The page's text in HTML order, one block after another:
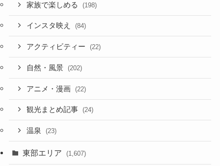
家族で楽しめる (198)
インスタ映え (84)
アクティビティー (22)
自然・風景 (202)
アニメ・漫画 (22)
観光まとめ記事 (24)
温泉 (23)
東部エリア (1,607)